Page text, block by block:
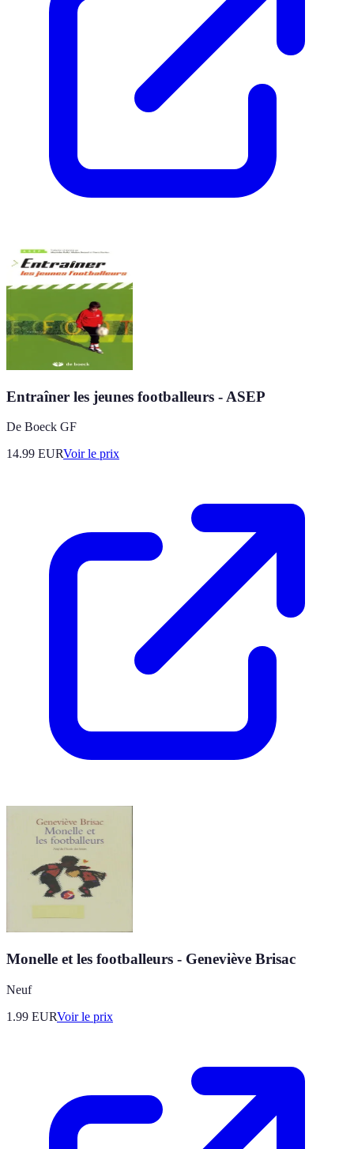
Entraîner les jeunes footballeurs - ASEP
De Boeck GF
14.99 EURVoir le prix
Monelle et les footballeurs - Geneviève Brisac
Neuf
1.99 EURVoir le prix